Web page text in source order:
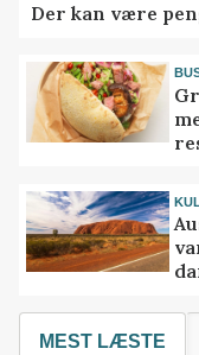
Der kan være
MEST LÆSTE